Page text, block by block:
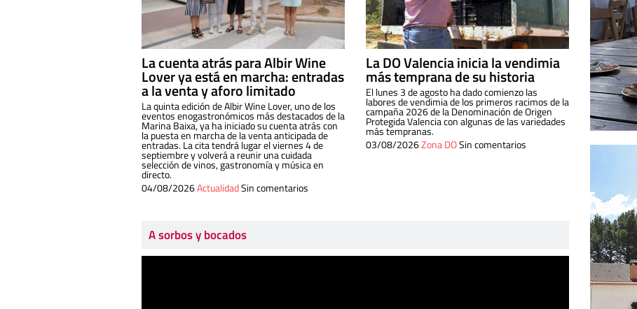
La cuenta atrás para Albir Wine
Lover ya está en marcha: entradas
a la venta y aforo limitado
La quinta edición de Albir Wine Lover, uno de los
eventos enogastronómicos más destacados de la
Marina Baixa, ya ha iniciado su cuenta atrás con
la puesta en marcha de la venta anticipada de
entradas. La cita tendrá lugar el viernes 4 de
septiembre y volverá a reunir una cuidada
selección de vinos, gastronomía y música en
directo.
04/08/2026ActualidadSin comentarios
La DO Valencia inicia la vendimia
más temprana de su historia
El lunes 3 de agosto ha dado comienzo las
labores de vendimia de los primeros racimos de la
campaña 2026 de la Denominación de Origen
Protegida Valencia con algunas de las variedades
más tempranas.
03/08/2026Zona DOSin comentarios
A sorbos y bocados